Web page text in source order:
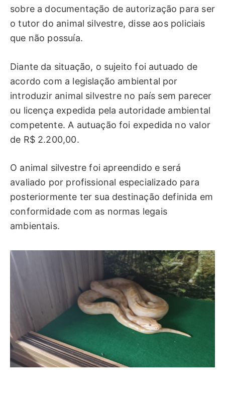
sobre a documentação de autorização para ser
o tutor do animal silvestre, disse aos policiais
que não possuía.
Diante da situação, o sujeito foi autuado de
acordo com a legislação ambiental por
introduzir animal silvestre no país sem parecer
ou licença expedida pela autoridade ambiental
competente. A autuação foi expedida no valor
de R$ 2.200,00.
O animal silvestre foi apreendido e será
avaliado por profissional especializado para
posteriormente ter sua destinação definida em
conformidade com as normas legais
ambientais.